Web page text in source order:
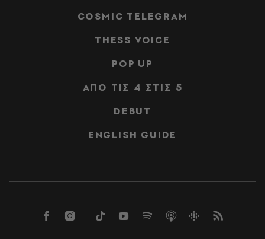
COSMIC TELEGRAM
THESS VOICE
POP UP
ΑΠΟ ΤΙΣ 4 ΣΤΙΣ 5
DEBUT
ENGLISH GUIDE